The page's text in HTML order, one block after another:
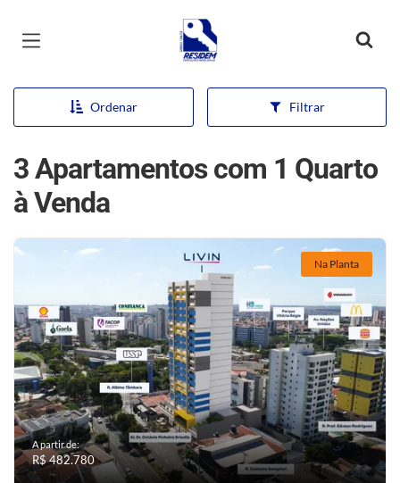
Página inicial
Ordenar Filtrar
3 Apartamentos com 1 Quarto
à Venda
Na Planta
A partir de:
R$ 482.780